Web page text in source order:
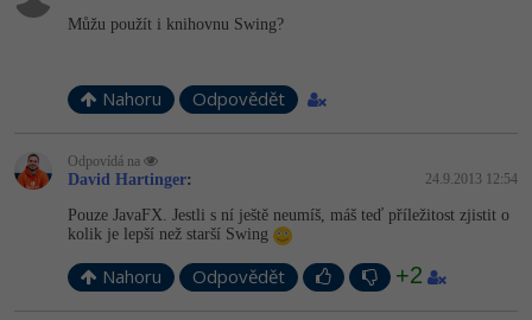
WordPress specialista
Umělá inteligence (AI)
Fórum
Kurzy e-commerce
Můžu použít i knihovnu Swing?
Nahoru Odpovědět
Odpovídá na
David Hartinger: 24.9.2013 12:54
Pouze JavaFX. Jestli s ní ještě neumíš, máš teď příležitost zjistit o
kolik je lepší než starší Swing
Nahoru Odpovědět +2